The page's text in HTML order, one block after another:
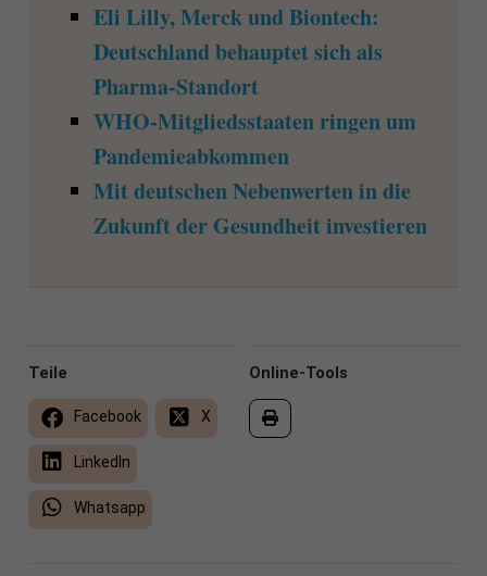
Eli Lilly, Merck und Biontech:
Deutschland behauptet sich als
Pharma-Standort
WHO-Mitgliedsstaaten ringen um
Pandemieabkommen
Mit deutschen Nebenwerten in die
Zukunft der Gesundheit investieren
Online-Tools
Teile
Facebook X
LinkedIn
Whatsapp